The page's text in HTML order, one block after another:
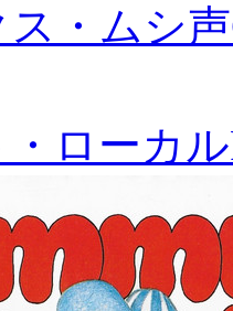
・ムシ声
ローカル